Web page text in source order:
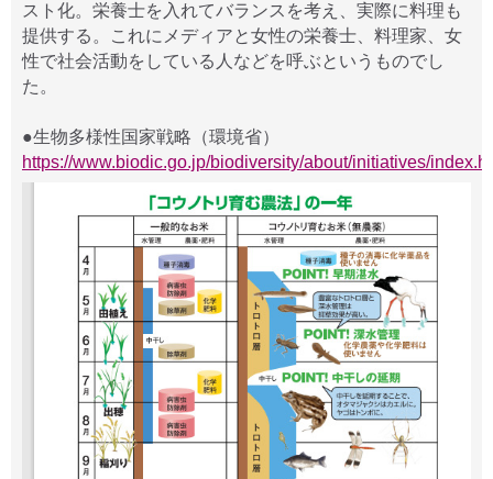
スト化。栄養士を入れてバランスを考え、実際に料理も
提供する。これにメディアと女性の栄養士、料理家、女
性で社会活動をしている人などを呼ぶというものでし
た。
●生物多様性国家戦略（環境省）
https://www.biodic.go.jp/biodiversity/about/initiatives/